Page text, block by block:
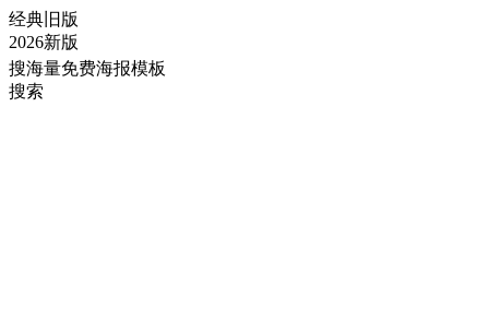
经典旧版
2026新版
搜海量免费海报模板
搜索